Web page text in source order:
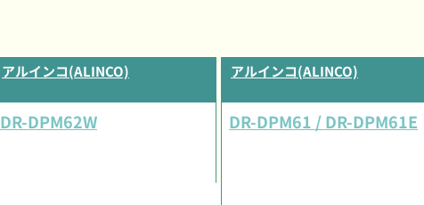
アルインコ(ALINCO)
DR-DPM62W
アルインコ(ALINCO)
DR-DPM61 / DR-DPM61E